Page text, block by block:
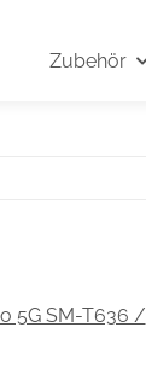
Zubehör
5G SM-T636 /